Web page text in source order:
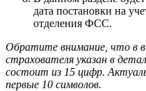
дата постановки на
отделения ФСС.
Обратите внимание, что в
страхователя указан в
состоит из 15 цифр.
первые 10 символов.